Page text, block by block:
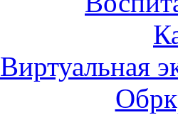
Виртуальная